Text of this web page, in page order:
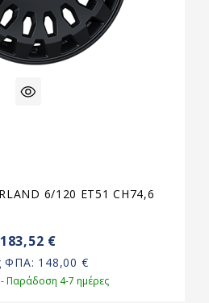
6/120 ET51 CH74,6
183,52 €
ΦΠΑ: 148,00 €
Παράδοση 4-7 ημέρες